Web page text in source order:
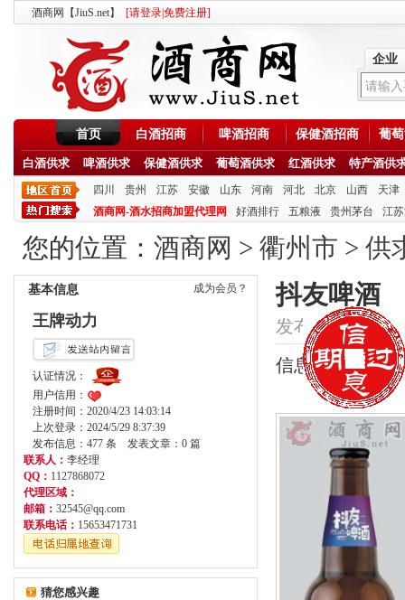
酒商网【JiuS.net】 [请登录免费注册]
企业
首页 白酒招商 啤酒招商 保健酒招商 葡
白酒供求 啤酒供求 保健酒供求 葡萄酒供求 红酒供求 特产酒供
四川 贵州 江苏 安徽 山东 河南 河北 北京 山西
天津
酒商网-酒水招商加盟代理网
好酒排行 五粮液 贵州茅台 江
您的位置： 酒商网 > 衢州市 > 供
成为会员？
基本信息
王牌动力
认证情况：
用户信用：
注册时间：2020/4/23 14:03:14
上次登录：2024/5/29 8:37:39
发布信息：477 条 发表文章：0 篇
联系人： 李经理
QQ： 1127868072
代理区域：
邮箱： 32545@qq.com
联系电话： 15653471731
猜您感兴趣
抖友啤酒
发布时间：
信息类型：供应